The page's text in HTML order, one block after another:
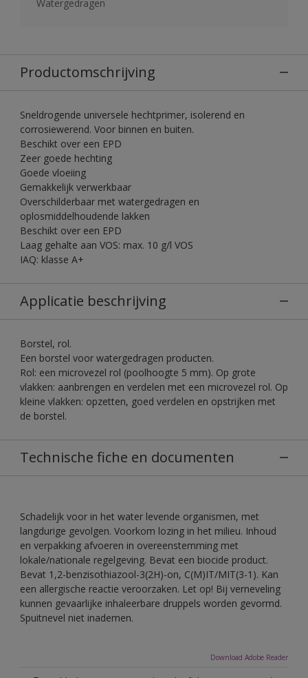
Watergedragen
Productomschrijving
Sneldrogende universele hechtprimer, isolerend en
corrosiewerend. Voor binnen en buiten.
Beschikt over een EPD
Zeer goede hechting
Goede vloeiing
Gemakkelijk verwerkbaar
Overschilderbaar met watergedragen en
oplosmiddelhoudende lakken
Beschikt over een EPD
Laag gehalte aan VOS: max. 10 g/l VOS
IAQ: klasse A+
Applicatie beschrijving
Borstel, rol.
Een borstel voor watergedragen producten.
Rol: een microvezel rol (poolhoogte 5 mm). Op grote
vlakken: aanbrengen en verdelen met een microvezel rol. Op
kleine vlakken: opzetten, goed verdelen en opstrijken met
de borstel.
Technische fiche en documenten
Schadelijk voor in het water levende organismen, met
langdurige gevolgen. Voorkom lozing in het milieu. Inhoud
en verpakking afvoeren in overeenstemming met
lokale/nationale regelgeving. Bevat een biocide product.
Bevat 1,2-benzisothiazool-3(2H)-on, C(M)IT/MIT(3-1). Kan
een allergische reactie veroorzaken. Let op! Bij verneveling
kunnen gevaarlijke inhaleerbare druppels worden gevormd.
Spuitnevel niet inademen.
Download Adobe Reader